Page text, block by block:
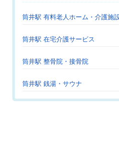
筒井駅 有料老人ホーム・介護施
筒井駅 在宅介護サービス
筒井駅 整骨院・接骨院
筒井駅 銭湯・サウナ